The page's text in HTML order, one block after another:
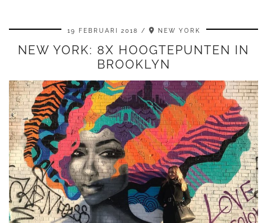
19 FEBRUARI 2018 NEW YORK
NEW YORK: 8X HOOGTEPUNTEN IN
BROOKLYN